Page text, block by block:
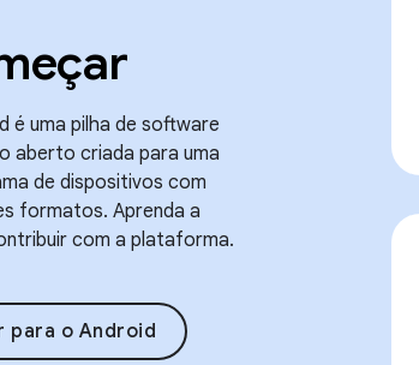
é uma pilha de software
aberto criada para uma
de dispositivos com
formatos. Aprenda a
com a plataforma.
para o Android